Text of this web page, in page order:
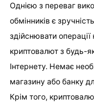
Однією з переваг
обмінників є
здійснювати операції
криптовалют з будь-
Інтернету. Немає
магазину або банку
Крім того,